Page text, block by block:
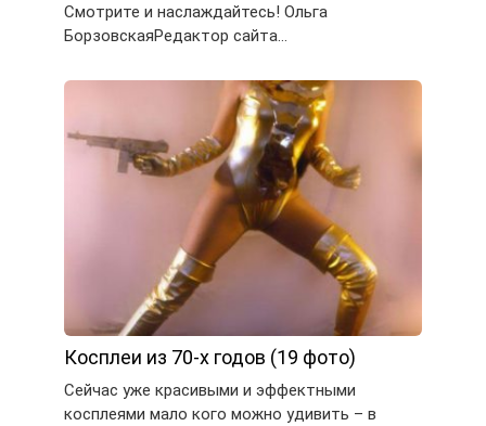
Смотрите и наслаждайтесь! Ольга
БорзовскаяРедактор сайта…
Косплеи из 70-х годов (19 фото)
Сейчас уже красивыми и эффектными
косплеями мало кого можно удивить – в